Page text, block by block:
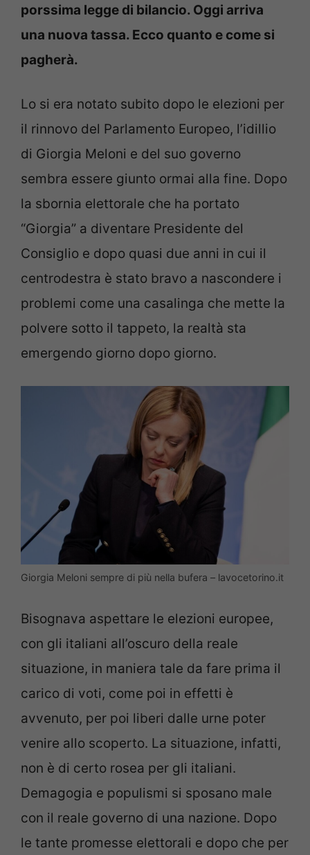
porssima legge di bilancio. Oggi arriva
una nuova tassa. Ecco quanto e come si
pagherà.
Lo si era notato subito dopo le elezioni per
il rinnovo del Parlamento Europeo, l’idillio
di Giorgia Meloni e del suo governo
sembra essere giunto ormai alla fine. Dopo
la sbornia elettorale che ha portato
“Giorgia” a diventare Presidente del
Consiglio e dopo quasi due anni in cui il
centrodestra è stato bravo a nascondere i
problemi come una casalinga che mette la
polvere sotto il tappeto, la realtà sta
emergendo giorno dopo giorno.
Giorgia Meloni sempre di più nella bufera – lavocetorino.it
Bisognava aspettare le elezioni europee,
con gli italiani all’oscuro della reale
situazione, in maniera tale da fare prima il
carico di voti, come poi in effetti è
avvenuto, per poi liberi dalle urne poter
venire allo scoperto. La situazione, infatti,
non è di certo rosea per gli italiani.
Demagogia e populismi si sposano male
con il reale governo di una nazione. Dopo
le tante promesse elettorali e dopo che per